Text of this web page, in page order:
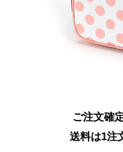
ご注文確
送料は1注